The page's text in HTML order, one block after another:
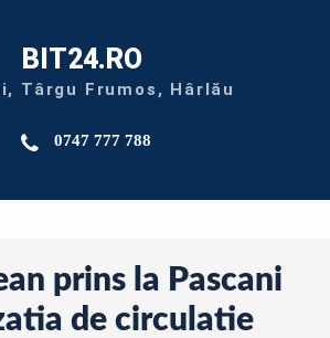
BIT24.RO
Târgu Frumos, Hârlău
0747 777 788
prins la Pascani
de circulatie